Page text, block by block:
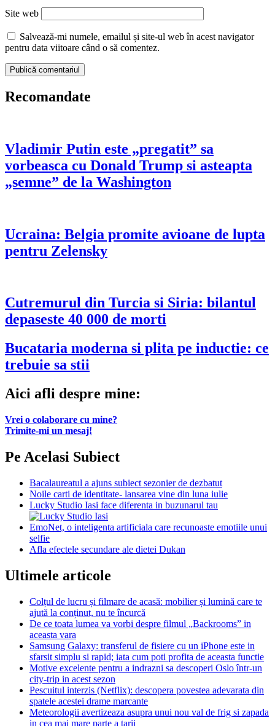
Site web
Salvează-mi numele, emailul și site-ul web în acest navigator
pentru data viitoare când o să comentez.
Recomandate
Vladimir Putin este „pregatit” sa
vorbeasca cu Donald Trump si asteapta
„semne” de la Washington
Ucraina: Belgia promite avioane de lupta
pentru Zelensky
Cutremurul din Turcia si Siria: bilantul
depaseste 40 000 de morti
Bucataria moderna si plita pe inductie: ce
trebuie sa stii
Aici afli despre mine:
Vrei o colaborare cu mine?
Trimite-mi un mesaj!
Pe Acelasi Subiect
Bacalaureatul a ajuns subiect sezonier de dezbatut
Noile carti de identitate- lansarea vine din luna iulie
Lucky Studio Iasi face diferenta in buzunarul tau
EmoNet, o inteligenta artificiala care recunoaste emotiile unui
selfie
Afla efectele secundare ale dietei Dukan
Ultimele articole
Colțul de lucru și filmare de acasă: mobilier și lumină care te
ajută la conținut, nu te încurcă
De ce toata lumea va vorbi despre filmul „Backrooms” in
aceasta vara
Samsung Galaxy: transferul de fisiere cu un iPhone este in
sfarsit simplu si rapid; iata cum poti profita de aceasta functie
Motive excelente pentru a indrazni sa descoperi Oslo într-un
city-trip in acest sezon
Pescuitul interzis (Netflix): descopera povestea adevarata din
spatele acestei drame marcante
Meteorologii avertizeaza asupra unui nou val de frig si zapada
in cea mai mare parte a tarii